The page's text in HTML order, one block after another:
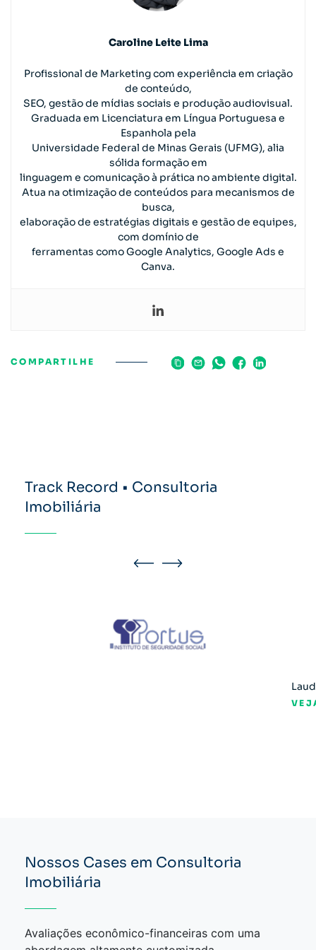
Caroline Leite Lima
Profissional de Marketing com experiência em criação
de conteúdo,
SEO, gestão de mídias sociais e produção audiovisual.
Graduada em Licenciatura em Língua Portuguesa e
Espanhola pela
Universidade Federal de Minas Gerais (UFMG), alia
sólida formação em
linguagem e comunicação à prática no ambiente digital.
Atua na otimização de conteúdos para mecanismos de
busca,
elaboração de estratégias digitais e gestão de equipes,
com domínio de
ferramentas como Google Analytics, Google Ads e
Canva.
COMPARTILHE
Track Record • Consultoria
Imobiliária
Nossos Cases em Consultoria
Imobiliária
Avaliações econômico-financeiras com uma